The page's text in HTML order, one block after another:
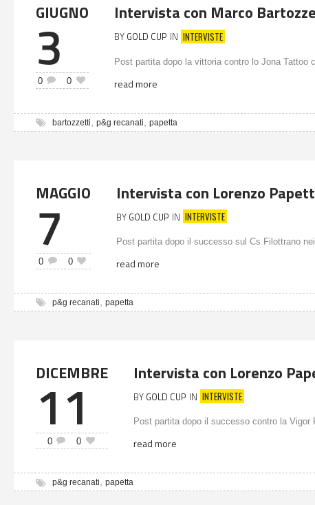
GIUGNO
3
0 0
Intervista con Marco
BY GOLD CUP IN INTERVISTE
Post partita dopo la vittoria contro lo Jona Tattoo
read more
bartozzetti p&g recanati papetta
MAGGIO
7
0 0
Intervista con Lorenzo
BY GOLD CUP IN INTERVISTE
Post partita dopo il successo sul Cs Filottrano
read more
p&g recanati papetta
DICEMBRE
11
0 0
Intervista con Lorenzo
BY GOLD CUP IN INTERVISTE
Post partita dopo il successo contro la Vigor
read more
p&g recanati, papetta